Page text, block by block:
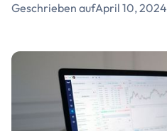
Geschrieben aufApril 10, 2024